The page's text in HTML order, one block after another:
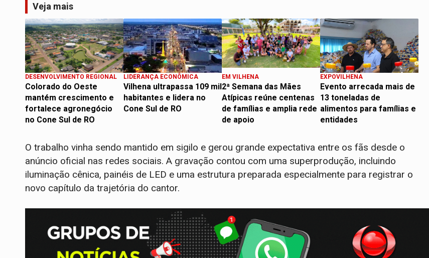
Veja mais
DESENVOLVIMENTO REGIONAL
Colorado do Oeste
mantém crescimento e
fortalece agronegócio
no Cone Sul de RO
LIDERANÇA ECONÔMICA
Vilhena ultrapassa 109 mil
habitantes e lidera no
Cone Sul de RO
EM VILHENA
2ª Semana das Mães
Atípicas reúne centenas
de famílias e amplia rede
de apoio
EXPOVILHENA
Evento arrecada mais de
13 toneladas de
alimentos para famílias e
entidades
O trabalho vinha sendo mantido em sigilo e gerou grande expectativa entre os fãs desde o
anúncio oficial nas redes sociais. A gravação contou com uma superprodução, incluindo
iluminação cênica, painéis de LED e uma estrutura preparada especialmente para registrar o
novo capítulo da trajetória do cantor.